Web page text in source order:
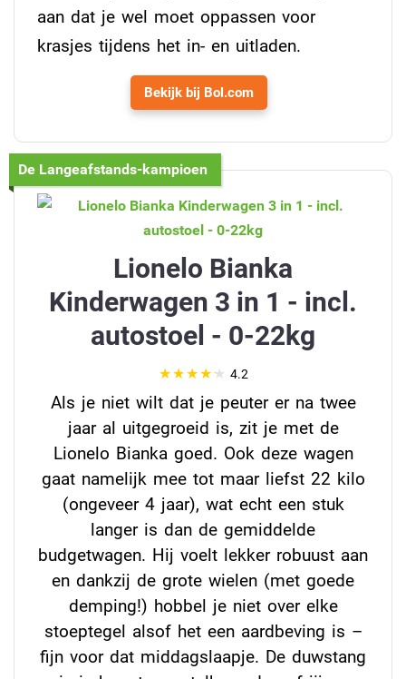
aan dat je wel moet oppassen voor
krasjes tijdens het in- en uitladen.
Bekijk bij Bol.com
De Langeafstands-kampioen
Lionelo Bianka
Kinderwagen 3 in 1 - incl.
autostoel - 0-22kg
4.2
Als je niet wilt dat je peuter er na twee
jaar al uitgegroeid is, zit je met de
Lionelo Bianka goed. Ook deze wagen
gaat namelijk mee tot maar liefst 22 kilo
(ongeveer 4 jaar), wat echt een stuk
langer is dan de gemiddelde
budgetwagen. Hij voelt lekker robuust aan
en dankzij de grote wielen (met goede
demping!) hobbel je niet over elke
stoeptegel alsof het een aardbeving is –
fijn voor dat middagslaapje. De duwstang